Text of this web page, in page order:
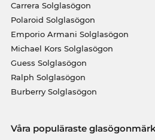
Carrera Solglasögon
Polaroid Solglasögon
Emporio Armani Solglasögon
Michael Kors Solglasögon
Guess Solglasögon
Ralph Solglasögon
Burberry Solglasögon
Våra populäraste